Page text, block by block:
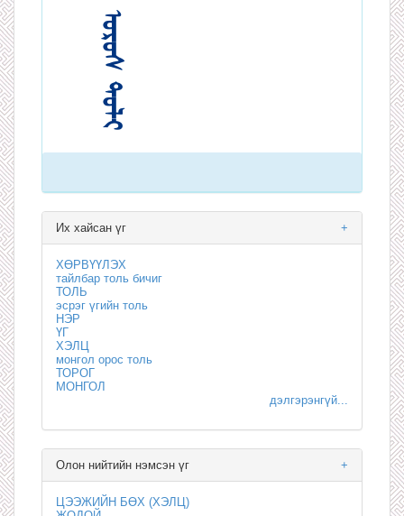
+
Их хайсан үг
ХӨРВҮҮЛЭХ
тайлбар толь бичиг
ТОЛЬ
эсрэг үгийн толь
НЭР
ҮГ
ХЭЛЦ
монгол орос толь
ТОРОГ
МОНГОЛ
дэлгэрэнгүй...
+
Олон нийтийн нэмсэн үг
ЦЭЭЖИЙН БӨХ (ХЭЛЦ)